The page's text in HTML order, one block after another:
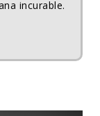
incurable.